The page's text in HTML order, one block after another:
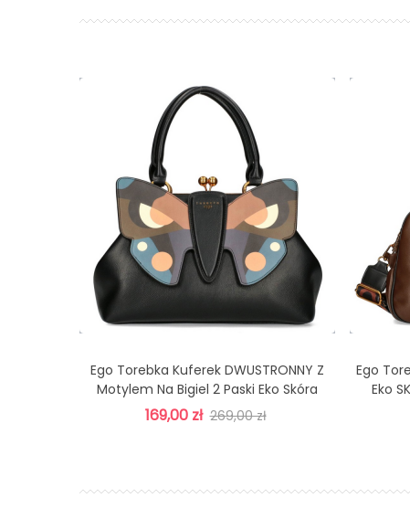
Dodaj Do Koszyka
Ego Torebka Kuferek DWUSTRONNY Z
Motylem Na Bigiel 2 Paski Eko Skóra
CZEKOLADA
169,00 zł 269,00 zł
Ego
Eko